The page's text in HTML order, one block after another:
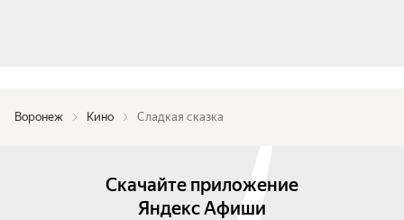
Воронеж Кино Сладкая сказка
Скачайте приложение
Яндекс Афиши